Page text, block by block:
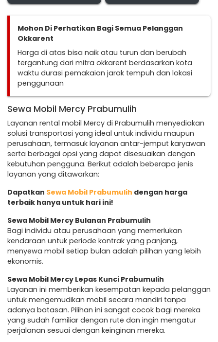
Mohon Di Perhatikan Bagi Semua Pelanggan
Okkarent
Harga di atas bisa naik atau turun dan berubah
tergantung dari mitra okkarent berdasarkan kota
waktu durasi pemakaian jarak tempuh dan lokasi
penggunaan
Sewa Mobil Mercy Prabumulih
Layanan rental mobil Mercy di Prabumulih menyediakan
solusi transportasi yang ideal untuk individu maupun
perusahaan, termasuk layanan antar-jemput karyawan
serta berbagai opsi yang dapat disesuaikan dengan
kebutuhan pengguna. Berikut adalah beberapa jenis
layanan yang ditawarkan:
Dapatkan Sewa Mobil Prabumulih dengan harga
terbaik hanya untuk hari ini!
Sewa Mobil Mercy Bulanan Prabumulih
Bagi individu atau perusahaan yang memerlukan
kendaraan untuk periode kontrak yang panjang,
menyewa mobil setiap bulan adalah pilihan yang lebih
ekonomis.
Sewa Mobil Mercy Lepas Kunci Prabumulih
Layanan ini memberikan kesempatan kepada pelanggan
untuk mengemudikan mobil secara mandiri tanpa
adanya batasan. Pilihan ini sangat cocok bagi mereka
yang sudah familiar dengan rute dan ingin mengatur
perjalanan sesuai dengan keinginan mereka.